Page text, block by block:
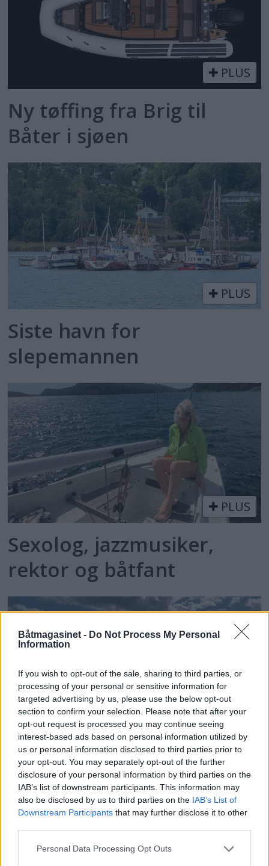
Båtmagasinet - Do Not Process My Personal
Information
If you wish to opt-out of the sale, sharing to third parties, or
processing of your personal or sensitive information for
targeted advertising by us, please use the below opt-out
section to confirm your selection. Please note that after your
opt-out request is processed you may continue seeing
interest-based ads based on personal information utilized by
us or personal information disclosed to third parties prior to
your opt-out. You may separately opt-out of the further
disclosure of your personal information by third parties on the
IAB’s list of downstream participants. This information may
also be disclosed by us to third parties on the IAB’s List of
Downstream Participants that may further disclose it to other
Personal Data Processing Opt Outs
PLUS
Ny tøffing fra Brig til
Båter i sjøen
PLUS
Siste havn for
slepemannen
PLUS
Sexolog, jazzmusiker,
rektor og båtfant
PLUS
Motorbåtdefilering i Risør